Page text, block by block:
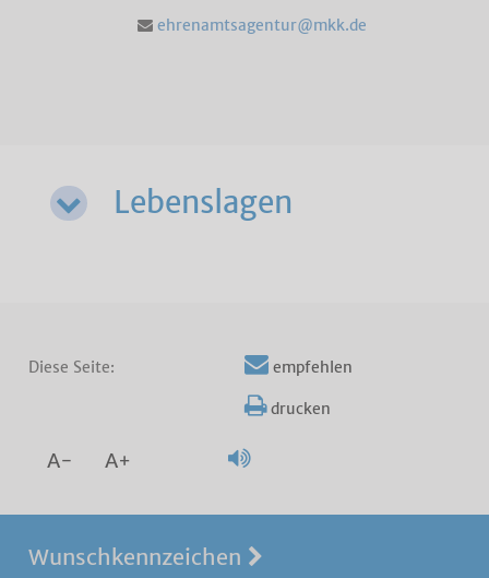
ehrenamtsagentur@mkk.de
Lebenslagen
Diese Seite: empfehlen
drucken
A- A+
Wunschkennzeichen